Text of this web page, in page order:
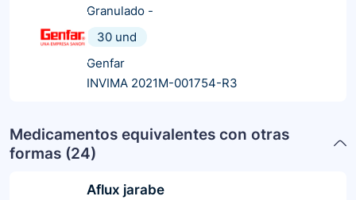
Granulado -
30 und
Genfar
INVIMA 2021M-001754-R3
Medicamentos equivalentes con otras
formas (24)
Aflux jarabe